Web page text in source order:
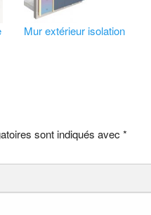
Mur extérieur isolation
sont indiqués avec *